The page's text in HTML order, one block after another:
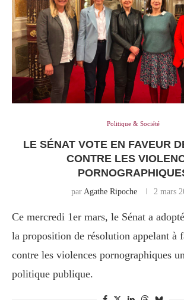
Politique & Société
LE SÉNAT VOTE EN FAVEUR
CONTRE LES
par Agathe Ripoche 2 mars
Ce mercredi 1er mars, le Sénat a
la proposition de résolution appelant à
contre les violences pornographiques
politique publique.